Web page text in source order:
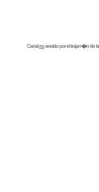
Canalrssservido por eltrujam�nde